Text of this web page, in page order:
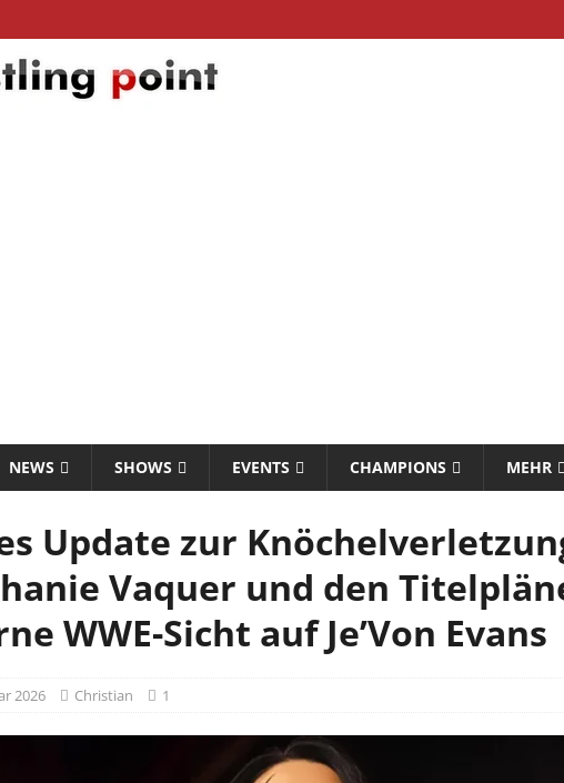
NEWS SHOWS EVENTS CHAMPIONS MEHR
Update zur
Vaquer und den
WWE-Sicht auf Je’Von Evans
2026 Christian 1